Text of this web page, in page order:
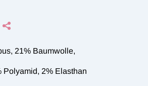
21% Baumwolle,
Polyamid, 2% Elasthan